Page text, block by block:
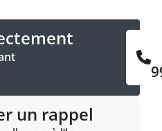
un rappel